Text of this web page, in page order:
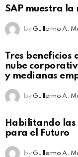
SAP muestra la
by Guillermo A.
Tres beneficios
nube
y medianas
by Guillermo A.
Habilitando las
para el Futuro
by Guillermo A.